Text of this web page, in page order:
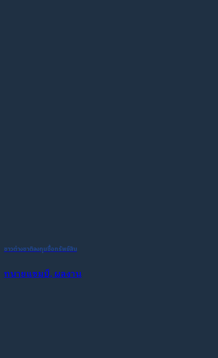
ชาวต่างชาติลงทุนซื้อทรัพย์สิน
ทนายแชมป์, ผลงาน